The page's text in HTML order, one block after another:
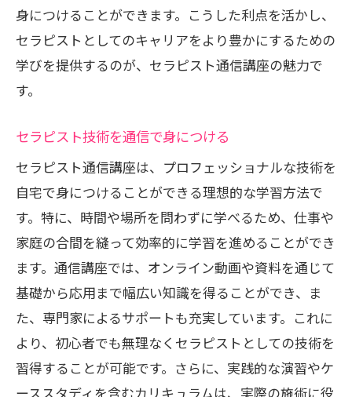
身につけることができます。こうした利点を活かし、
セラピストとしてのキャリアをより豊かにするための
学びを提供するのが、セラピスト通信講座の魅力で
す。
セラピスト技術を通信で身につける
セラピスト通信講座は、プロフェッショナルな技術を
自宅で身につけることができる理想的な学習方法で
す。特に、時間や場所を問わずに学べるため、仕事や
家庭の合間を縫って効率的に学習を進めることができ
ます。通信講座では、オンライン動画や資料を通じて
基礎から応用まで幅広い知識を得ることができ、ま
た、専門家によるサポートも充実しています。これに
より、初心者でも無理なくセラピストとしての技術を
習得することが可能です。さらに、実践的な演習やケ
ーススタディを含むカリキュラムは、実際の施術に役